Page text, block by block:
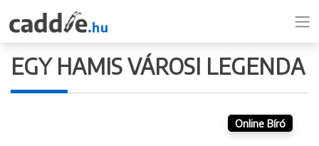
EGY HAMIS VÁROSI LEGENDA
Online Bíró